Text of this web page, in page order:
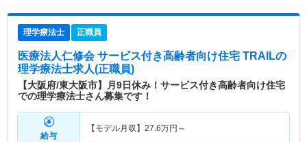
理学療法士 正職員
医療法人仁修会 サービス付き高齢者向け住宅 TRAILの
理学療法士求人(正職員)
【大阪府/東大阪市】月9日休み！サービス付き高齢者向け住宅
での理学療法士さん募集です！
給与
【モデル月収】 27.6万円～